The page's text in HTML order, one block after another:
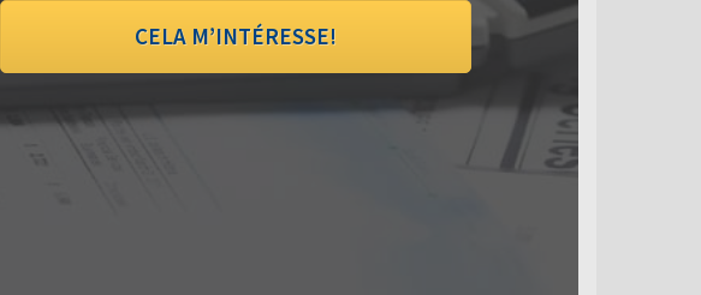
CELA M’INTÉRESSE!